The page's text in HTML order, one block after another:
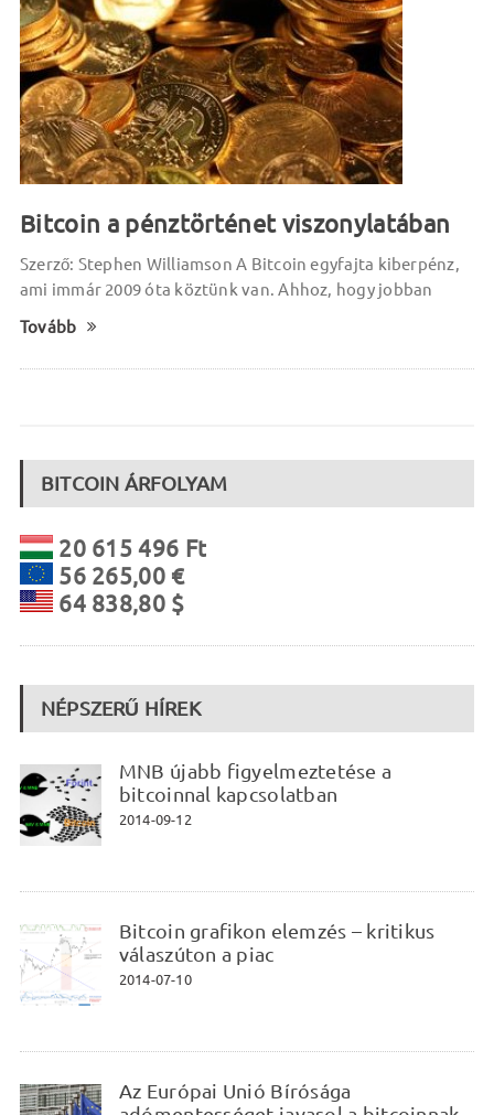
Bitcoin a pénztörténet viszonylatában
Szerző: Stephen Williamson A Bitcoin egyfajta kiberpénz,
ami immár 2009 óta köztünk van. Ahhoz, hogy jobban
Tovább
BITCOIN ÁRFOLYAM
20 615 496 Ft
56 265,00 €
64 838,80 $
NÉPSZERŰ HÍREK
MNB újabb figyelmeztetése a
bitcoinnal kapcsolatban
2014-09-12
Bitcoin grafikon elemzés – kritikus
válaszúton a piac
2014-07-10
Az Európai Unió Bírósága